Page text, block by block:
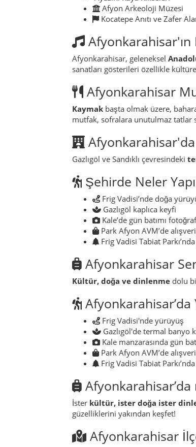
Afyon Arkeoloji Müzesi
Kocatepe Anıtı ve Zafer
Afyonkarahisar, geleneksel
sanatları gösterileri özellikle
Afyonkarahisar
Kaymak başta olmak üzere,
mutfak, sofralara unutulmaz tatlar
Gazlıgöl ve Sandıklı çevresindeki
Şehirde Neler
Frig Vadisi’nde doğa
Gazlıgöl kaplıca keyfi
Kale’de gün batımı
Park Afyon AVM’de
Frig Vadisi Tabiat
Afyonkarahisar
Kültür, doğa ve dinlenme dolu
Frig Vadisi'nde yürüyüş
Gazlıgöl'de termal banyo
Kale manzarasında gün
Park Afyon AVM’de
Frig Vadisi Tabiat
Afyonkarahisar’da
İster kültür, ister doğa ister
güzelliklerini yakından keşfet!
Afyonkarahisar